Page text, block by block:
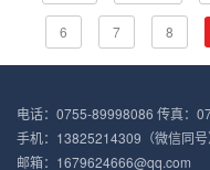
6 7 8
电话：0755-89998086 传真：
手机：13825214309（微信同号
邮箱：1679624666@qq.com